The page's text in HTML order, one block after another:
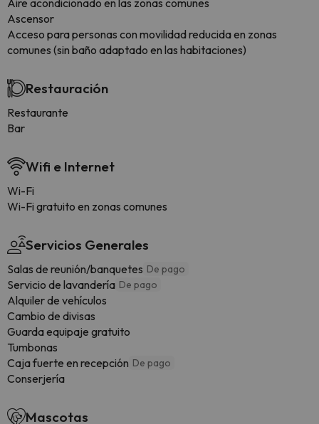
Aire acondicionado en las zonas comunes
Ascensor
Acceso para personas con movilidad reducida en zonas
comunes (sin baño adaptado en las habitaciones)
Restauración
Restaurante
Bar
Wifi e Internet
Wi-Fi
Wi-Fi gratuito en zonas comunes
Servicios Generales
Salas de reunión/banquetes De pago
Servicio de lavandería De pago
Alquiler de vehículos
Cambio de divisas
Guarda equipaje gratuito
Tumbonas
Caja fuerte en recepción De pago
Conserjería
Mascotas